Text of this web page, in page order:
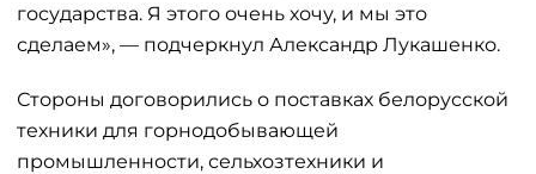
государства. Я этого очень хочу, и мы это
сделаем», — подчеркнул Александр Лукашенко.
Стороны договорились о поставках белорусской
техники для горнодобывающей
промышленности, сельхозтехники и